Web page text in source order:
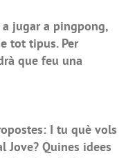
jugar a pingpong,
tot tipus. Per
que feu una
I tu què vols
Jove? Quines idees